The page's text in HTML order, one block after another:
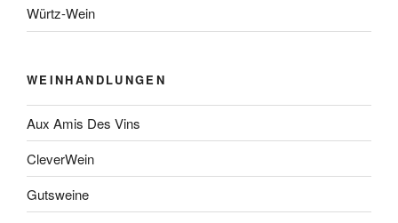
Würtz-Wein
WEINHANDLUNGEN
Aux Amis Des Vins
CleverWein
Gutsweine